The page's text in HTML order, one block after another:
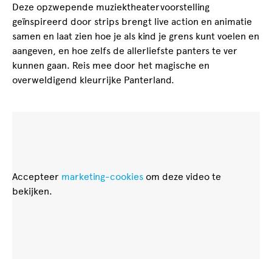
Deze opzwepende muziektheatervoorstelling
geïnspireerd door strips brengt live action en animatie
samen en laat zien hoe je als kind je grens kunt voelen en
aangeven, en hoe zelfs de allerliefste panters te ver
kunnen gaan. Reis mee door het magische en
overweldigend kleurrijke Panterland.
Accepteer marketing-cookies om deze video te
bekijken.